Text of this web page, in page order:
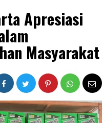
Apresiasi
Masyarakat